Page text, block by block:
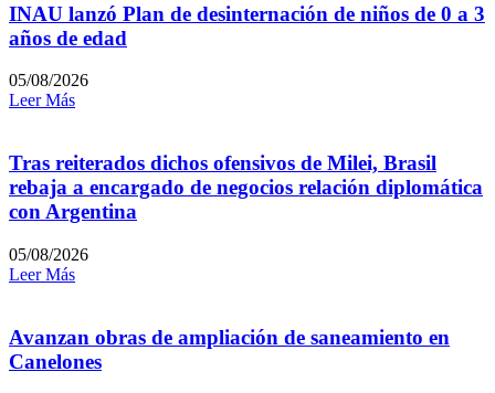
INAU lanzó Plan de desinternación de niños de 0 a 3
años de edad
05/08/2026
Leer Más
Tras reiterados dichos ofensivos de Milei, Brasil
rebaja a encargado de negocios relación diplomática
con Argentina
05/08/2026
Leer Más
Avanzan obras de ampliación de saneamiento en
Canelones